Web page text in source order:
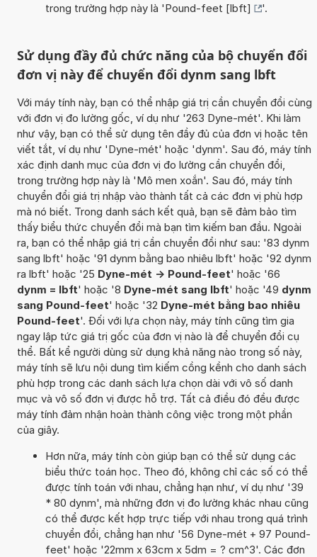
trong trường hợp này là 'Pound-feet [lbft] '.
Sử dụng đầy đủ chức năng của bộ chuyển đổi
đơn vị này để chuyển đổi dynm sang lbft
Với máy tính này, bạn có thể nhập giá trị cần chuyển đổi cùng
với đơn vị đo lường gốc, ví dụ như '263 Dyne-mét'. Khi làm
như vậy, bạn có thể sử dụng tên đầy đủ của đơn vị hoặc tên
viết tắt, ví dụ như 'Dyne-mét' hoặc 'dynm'. Sau đó, máy tính
xác định danh mục của đơn vị đo lường cần chuyển đổi,
trong trường hợp này là 'Mô men xoắn'. Sau đó, máy tính
chuyển đổi giá trị nhập vào thành tất cả các đơn vị phù hợp
mà nó biết. Trong danh sách kết quả, bạn sẽ đảm bảo tìm
thấy biểu thức chuyển đổi mà bạn tìm kiếm ban đầu. Ngoài
ra, bạn có thể nhập giá trị cần chuyển đổi như sau: '83 dynm
sang lbft' hoặc '91 dynm bằng bao nhiêu lbft' hoặc '92 dynm
ra lbft' hoặc '25 Dyne-mét -> Pound-feet' hoặc '66
dynm = lbft' hoặc '8 Dyne-mét sang lbft' hoặc '49 dynm
sang Pound-feet' hoặc '32 Dyne-mét bằng bao nhiêu
Pound-feet'. Đối với lựa chọn này, máy tính cũng tìm gia
ngay lập tức giá trị gốc của đơn vị nào là để chuyển đổi cụ
thể. Bất kể người dùng sử dụng khả năng nào trong số này,
máy tính sẽ lưu nội dung tìm kiếm cồng kềnh cho danh sách
phù hợp trong các danh sách lựa chọn dài với vô số danh
mục và vô số đơn vị được hỗ trợ. Tất cả điều đó đều được
máy tính đảm nhận hoàn thành công việc trong một phần
của giây.
Hơn nữa, máy tính còn giúp bạn có thể sử dụng các
biểu thức toán học. Theo đó, không chỉ các số có thể
được tính toán với nhau, chẳng hạn như, ví dụ như '39
* 80 dynm', mà những đơn vị đo lường khác nhau cũng
có thể được kết hợp trực tiếp với nhau trong quá trình
chuyển đổi, chẳng hạn như '56 Dyne-mét + 97 Pound-
feet' hoặc '22mm x 63cm x 5dm = ? cm^3'. Các đơn